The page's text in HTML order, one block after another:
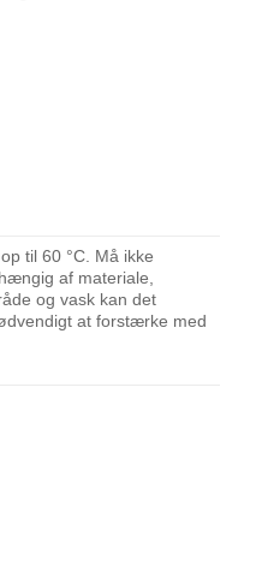
til 60 °C. Må ikke
af materiale,
og vask kan det
at forstærke med